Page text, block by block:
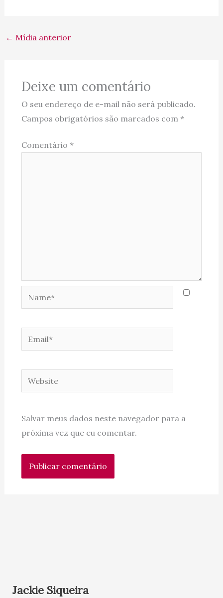
← Mídia anterior
Deixe um comentário
O seu endereço de e-mail não será publicado.
Campos obrigatórios são marcados com *
Comentário *
Name*
Email*
Website
Salvar meus dados neste navegador para a
próxima vez que eu comentar.
Jackie Siqueira